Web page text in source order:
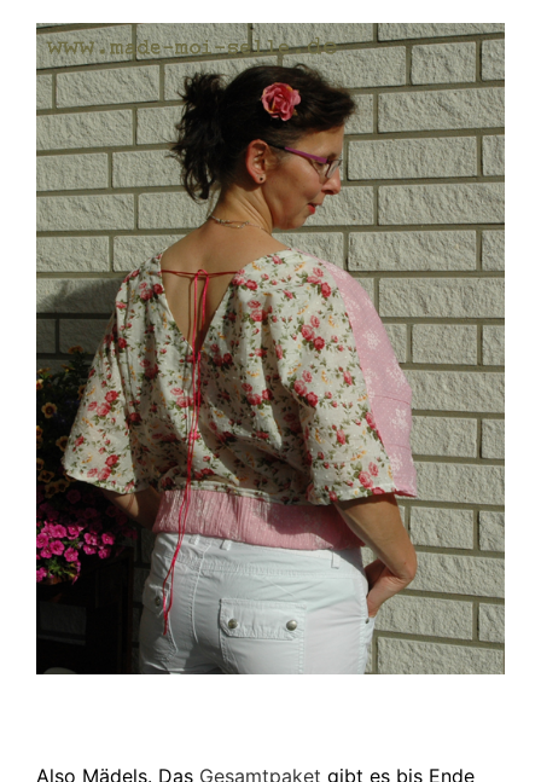
Also Mädels. Das Gesamtpaket gibt es bis Ende